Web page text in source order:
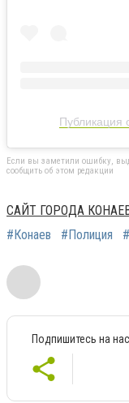
Публикация
Если вы заметили ошибку,
сообщить об этом редакции
САЙТ ГОРОДА
#Конаев
#Полиция
Подпишитесь на